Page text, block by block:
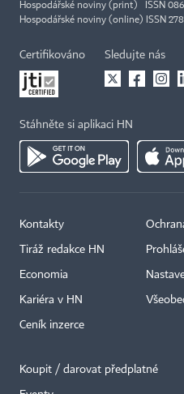
Hospodářské noviny (print) ISSN
Hospodářské noviny (online) ISSN
Certifikováno Sledujte nás
Stáhněte si aplikaci HN
Kontakty
Tiráž redakce HN
Economia
Kariéra v HN
Ceník inzerce
Koupit / darovat předplatné